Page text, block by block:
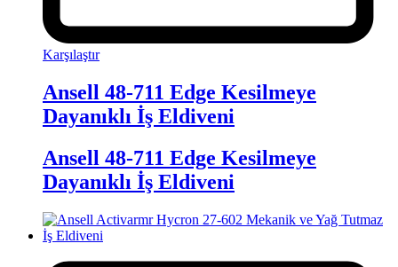
Karşılaştır
Ansell 48-711 Edge Kesilmeye
Dayanıklı İş Eldiveni
Ansell 48-711 Edge Kesilmeye
Dayanıklı İş Eldiveni